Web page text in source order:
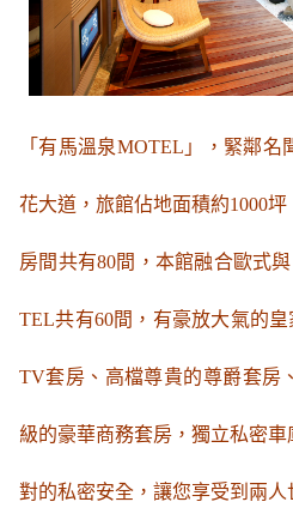
「 有馬溫泉MOTEL」，緊鄰名
花大道，旅館佔地面積約1000坪
房間共有80間，本館融合歐式
TEL共有60間，有豪放大氣的
TV套房、高檔尊貴的尊爵套房
級的豪華商務套房，獨立私密
對的私密安全，讓您享受到兩人